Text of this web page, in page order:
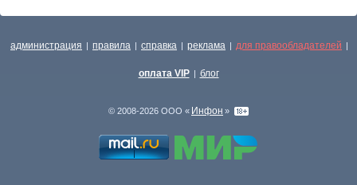
администрация | правила | справка | реклама | для правообладателей |
оплата VIP | блог
© 2008-2026 ООО « Инфон »